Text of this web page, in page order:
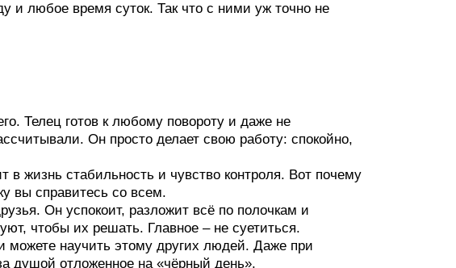
и любое время суток. Так что с ними уж точно не
Телец готов к любому повороту и даже не
Он просто делает свою работу: спокойно,
в жизнь стабильность и чувство контроля. Вот почему
вы справитесь со всем.
Он успокоит, разложит всё по полочкам и
чтобы их решать. Главное – не суетиться.
научить этому других людей. Даже при
душой отложенное на «чёрный день».